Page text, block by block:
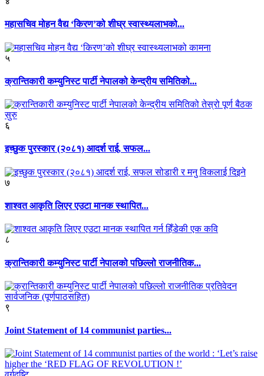
महासचिव मोहन वैद्य ‘किरण’को शीघ्र स्वास्थ्यलाभको...
५
क्रान्तिकारी कम्युनिस्ट पार्टी नेपालको केन्द्रीय समितिको...
६
इच्छुक पुरस्कार (२०८१) आदर्श राई, सफल...
७
शाश्वत आकृति लिएर एउटा मानक स्थापित...
८
क्रान्तिकारी कम्युनिस्ट पार्टी नेपालको पछिल्लो राजनीतिक...
९
Joint Statement of 14 communist parties...